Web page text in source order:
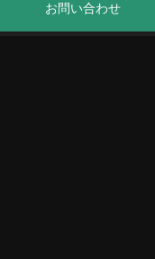
お問い合わせ